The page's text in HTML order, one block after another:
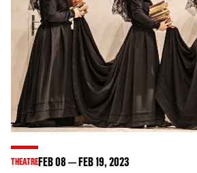
THEATREFEB08 FEB19, 2023